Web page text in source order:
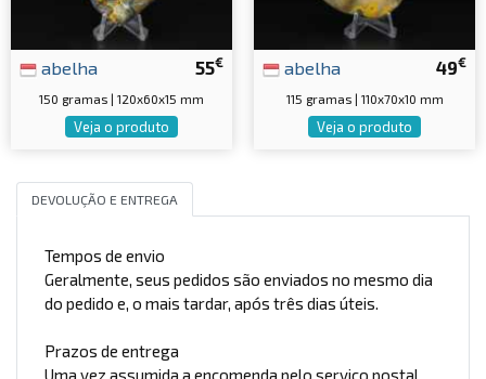
55€
abelha
150 gramas | 120x60x15 mm
Veja o produto
49€
abelha
115 gramas | 110x70x10 mm
Veja o produto
DEVOLUÇÃO E ENTREGA
Tempos de envio
Geralmente, seus pedidos são enviados no mesmo dia
do pedido e, o mais tardar, após três dias úteis.
Prazos de entrega
Uma vez assumida a encomenda pelo serviço postal,